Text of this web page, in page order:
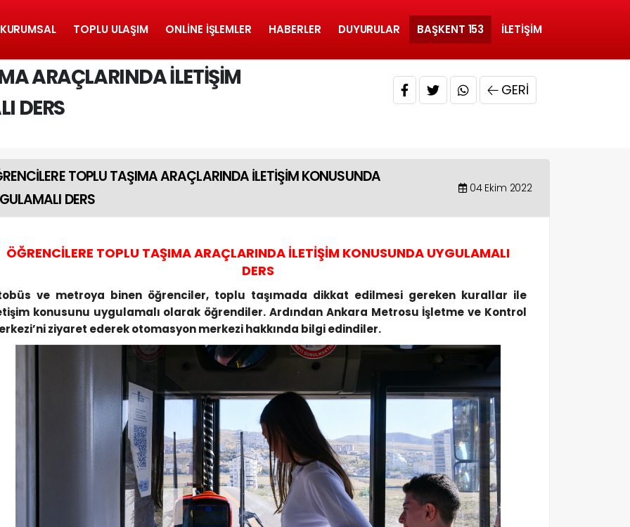
KURUMSAL TOPLU ULAŞIM ONLINE İŞLEMLER HABERLER DUYURULAR BAŞKENT 153 İLETIŞIM
ARAÇLARINDA İLETİŞİM
DERS
GERI
TOPLU TAŞIMA ARAÇLARINDA İLETİŞİM KONUSUNDA
DERS
04 Ekim 2022
ÖĞRENCİLERE TOPLU TAŞIMA ARAÇLARINDA İLETİŞİM KONUSUNDA UYGULAMALI
DERS
ve metroya binen öğrenciler, toplu taşımada dikkat edilmesi gereken kurallar ile
konusunu uygulamalı olarak öğrendiler. Ardından Ankara Metrosu İşletme ve Kontrol
ziyaret ederek otomasyon merkezi hakkında bilgi edindiler.